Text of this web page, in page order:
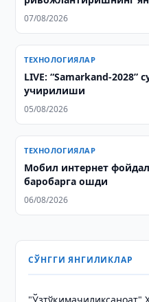
йўналишларини
07/08/2026
ТЕХНОЛОГИЯЛАР
LIVE: “Samarkand-
учирилиши
05/08/2026
ТЕХНОЛОГИЯЛАР
Мобил интернет
баробарга ошди
06/08/2026
СЎНГГИ ЯНГИЛИКЛАР